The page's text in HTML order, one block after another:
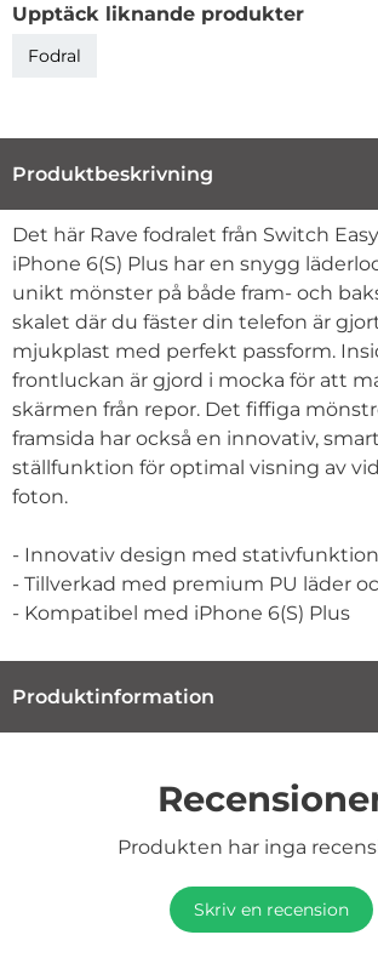
Upptäck liknande produkter
Fodral
Produktbeskrivning
Produktbeskrivning
Det här Rave fodralet från Switch
iPhone 6(S) Plus har en snygg
unikt mönster på både fram- och
skalet där du fäster din telefon är
mjukplast med perfekt passform.
frontluckan är gjord i mocka för att
skärmen från repor. Det fiffiga
framsida har också en innovativ,
ställfunktion för optimal visning av
foton.
- Innovativ design med stativfunktion
- Tillverkad med premium PU läder
- Kompatibel med iPhone 6(S) Plus
Produktinformation
Produkten har inga
Skriv en recension